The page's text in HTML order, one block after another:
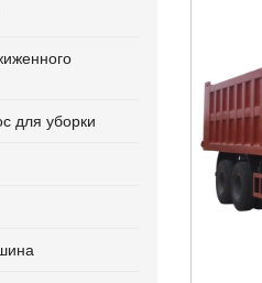
для уборки